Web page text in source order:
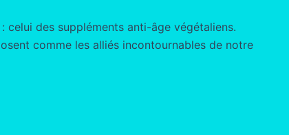
celui des suppléments anti-âge végétaliens.
comme les alliés incontournables de notre